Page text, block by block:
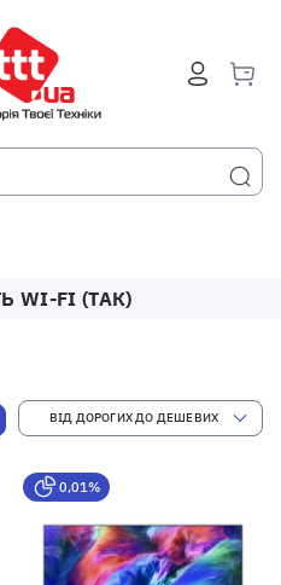
WI-FI (ТАК)
0,01%